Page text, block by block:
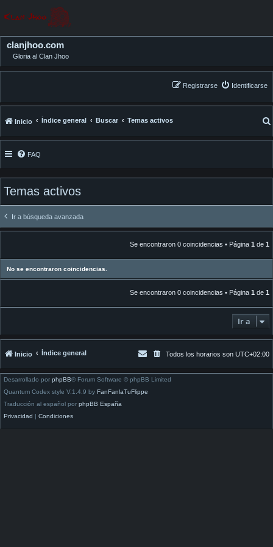
clanjhoo.com
Gloria al Clan Jhoo
Identificarse
Registrarse
Inicio Índice general Buscar Temas activos
FAQ
Temas activos
Ir a búsqueda avanzada
Se encontraron 0 coincidencias • Página 1 de 1
No se encontraron coincidencias.
Se encontraron 0 coincidencias • Página 1 de 1
Ir a
Inicio Índice general Todos los horarios son UTC+02:00
Desarrollado por phpBB® Forum Software © phpBB Limited
Quantum Codex style V.1.4.9 by FanFanlaTuFlippe
Traducción al español por phpBB España
Privacidad
Condiciones